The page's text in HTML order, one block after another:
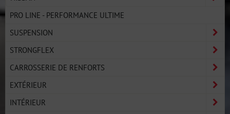
PRO LINE - PERFORMANCE ULTIME
SUSPENSION
STRONGFLEX
CARROSSERIE DE RENFORTS
EXTÉRIEUR
INTÉRIEUR